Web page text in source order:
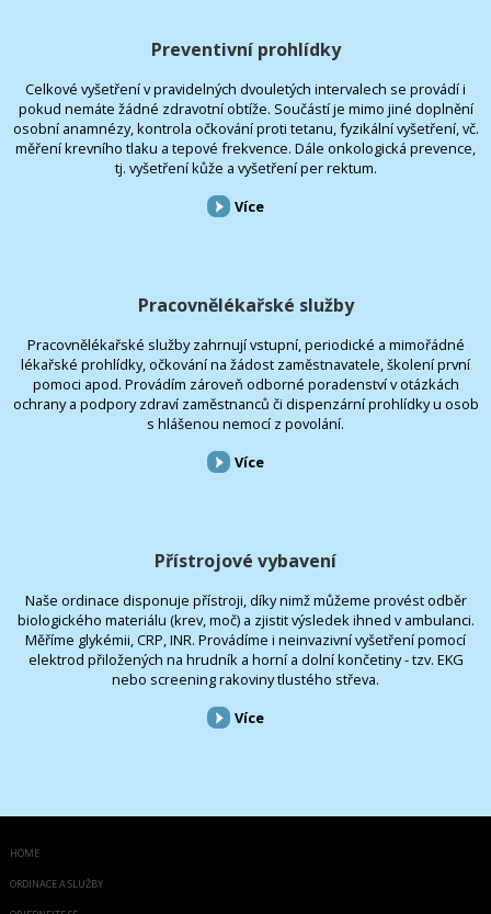
Preventivní prohlídky
Celkové vyšetření v pravidelných dvouletých intervalech se provádí i
pokud nemáte žádné zdravotní obtíže. Součástí je mimo jiné doplnění
osobní anamnézy, kontrola očkování proti tetanu, fyzikální vyšetření, vč.
měření krevního tlaku a tepové frekvence. Dále onkologická prevence,
tj. vyšetření kůže a vyšetření per rektum.
Více
Pracovnělékařské služby
Pracovnělékařské služby zahrnují vstupní, periodické a mimořádné
lékařské prohlídky, očkování na žádost zaměstnavatele, školení první
pomoci apod. Provádím zároveň odborné poradenství v otázkách
ochrany a podpory zdraví zaměstnanců či dispenzární prohlídky u osob
s hlášenou nemocí z povolání.
Více
Přístrojové vybavení
Naše ordinace disponuje přístroji, díky nimž můžeme provést odběr
biologického materiálu (krev, moč) a zjistit výsledek ihned v ambulanci.
Měříme glykémii, CRP, INR. Provádíme i neinvazivní vyšetření pomocí
elektrod přiložených na hrudník a horní a dolní končetiny - tzv. EKG
nebo screening rakoviny tlustého střeva.
Více
HOME
ORDINACE A SLUŽBY